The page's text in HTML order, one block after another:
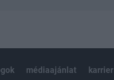
médiaajánlat karrier